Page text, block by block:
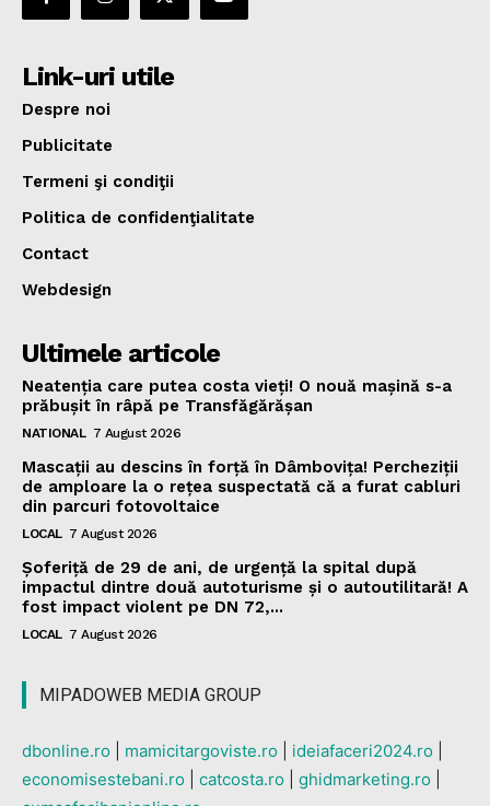
Link-uri utile
Despre noi
Publicitate
Termeni şi condiţii
Politica de confidenţialitate
Contact
Webdesign
Ultimele articole
Neatenția care putea costa vieți! O nouă mașină s-a
prăbușit în râpă pe Transfăgărășan
NATIONAL 7 August 2026
Mascații au descins în forță în Dâmbovița! Percheziții
de amploare la o rețea suspectată că a furat cabluri
din parcuri fotovoltaice
LOCAL 7 August 2026
Șoferiță de 29 de ani, de urgență la spital după
impactul dintre două autoturisme și o autoutilitară! A
fost impact violent pe DN 72,...
LOCAL 7 August 2026
MIPADOWEB MEDIA GROUP
dbonline.ro mamicitargoviste.ro ideiafaceri2024.ro
economisestebani.ro
catcosta.ro ghidmarketing.ro